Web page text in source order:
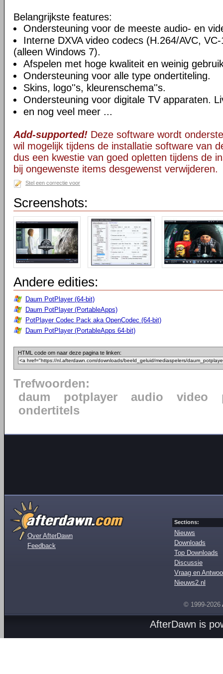
Belangrijkste features:
Ondersteuning voor de meeste audio- en
Interne DXVA video codecs (H.264/AVC,
(alleen Windows 7).
Afspelen met hoge kwaliteit en weinig
Ondersteuning voor alle type ondertiteling.
Skins, logo''s, kleurenschema''s.
Ondersteuning voor digitale TV apparaten.
en nog veel meer ...
Add-supported! Deze software wordt
wil mogelijk tijdens de installatie software van
dus een kwestie van goed opletten tijdens de
bij ongewenste items desgewenst verwijderen.
Stel een correctie voor
Screenshots:
Andere edities:
Daum PotPlayer (64-bit)
Daum PotPlayer (PortableApps)
PotPlayer Codec Pack aka OpenCodec (64-bit)
Daum PotPlayer (PortableApps 64-bit)
HTML code om naar deze pagina te linken:
Trefwoorden:
daum
potplayer audio video
ondertitels
Over AfterDawn
Feedback
Sections:
Nieuws
Downloads
Top Downloads
Discussie
Vraag en
Nieuws2.nl
© 1999-2026
AfterDawn is